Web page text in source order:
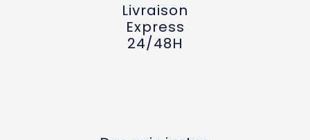
Livraison
Express
24/48H